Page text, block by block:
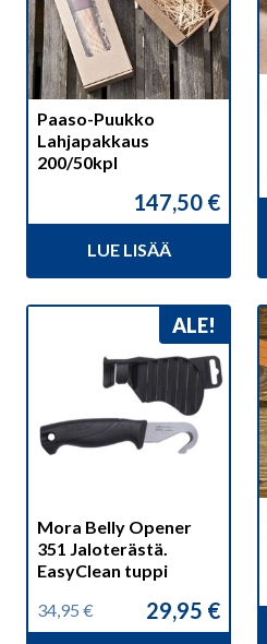
Paaso-Puukko
Lahjapakkaus
200/50kpl
147,50 €
LUE LISÄÄ
ALE!
Mora Belly Opener
351 Jaloterästä.
EasyClean tuppi
34,95 €
Alkuperäinen29,95 €
Nykyinen